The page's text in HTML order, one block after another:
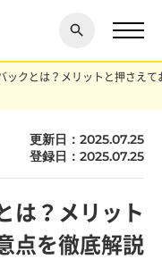
探す
閉じ
る
ックとは？メリットと押さえ
更新日：2025.07.25
登録日：2025.07.25
は？メリット
点を徹底解説